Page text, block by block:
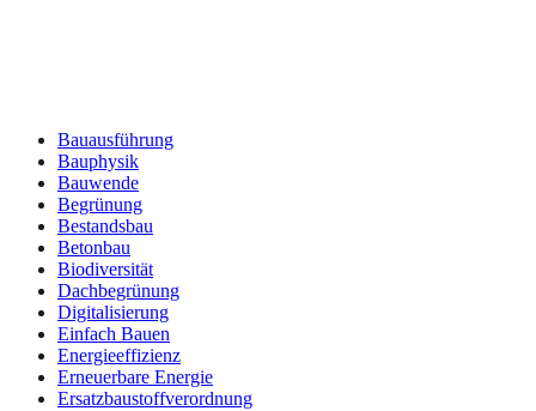
Bauausführung
Bauphysik
Bauwende
Begrünung
Bestandsbau
Betonbau
Biodiversität
Dachbegrünung
Digitalisierung
Einfach Bauen
Energieeffizienz
Erneuerbare Energie
Ersatzbaustoffverordnung